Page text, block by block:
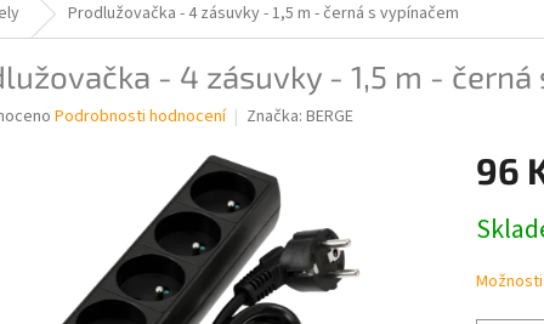
Prodlužovačka - 4 zásuvky - 1,5 m - černá s vypínačem
- 4 zásuvky - 1,5 m - černá
Podrobnosti hodnocení Značka: BERGE
96
cena: